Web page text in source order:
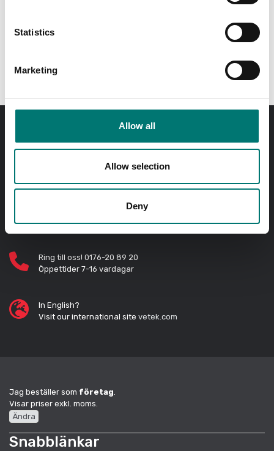
Statistics
Marketing
Allow all
Allow selection
Deny
Beställ innan kl 11.00 så skickar vi samma dag! Gäller
lagerförda standardprodukter.
Skicka frågor med e-post tillinfo@vetek.se
Ring till oss! 0176-20 89 20
Öppettider 7-16 vardagar
In English?
Visit our international site vetek.com
Jag beställer som företag.
Visar priser exkl. moms.
Ändra
Snabblänkar